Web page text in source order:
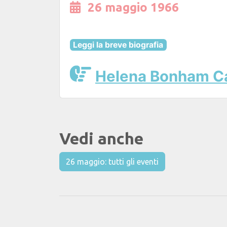
26 maggio 1966
Leggi la breve biografia
Helena Bonham
Vedi anche
26 maggio: tutti gli eventi